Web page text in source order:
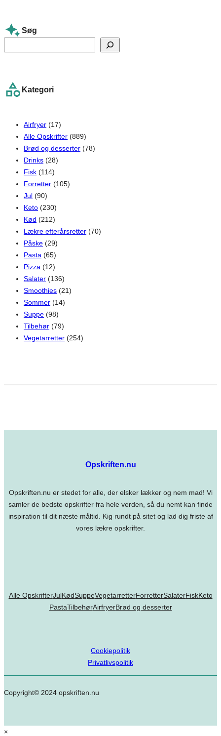
Søg
e
c
Kategori
Airfryer (17)
Alle Opskrifter (889)
Brød og desserter (78)
Drinks (28)
Fisk (114)
Forretter (105)
Jul (90)
Keto (230)
Kød (212)
Lækre efterårsretter (70)
Påske (29)
Pasta (65)
Pizza (12)
Salater (136)
Smoothies (21)
Sommer (14)
Suppe (98)
Tilbehør (79)
Vegetarretter (254)
Opskriften.nu
Opskriften.nu er stedet for alle, der elsker lækker og nem mad! Vi
samler de bedste opskrifter fra hele verden, så du nemt kan finde
inspiration til dit næste måltid. Kig rundt på sitet og lad dig friste af
vores lækre opskrifter.
Alle OpskrifterJulKødSuppeVegetarretterForretterSalaterFiskKeto
PastaTilbehørAirfryerBrød og desserter
Cookiepolitik
Privatlivspolitik
Copyright© 2024 opskriften.nu
×